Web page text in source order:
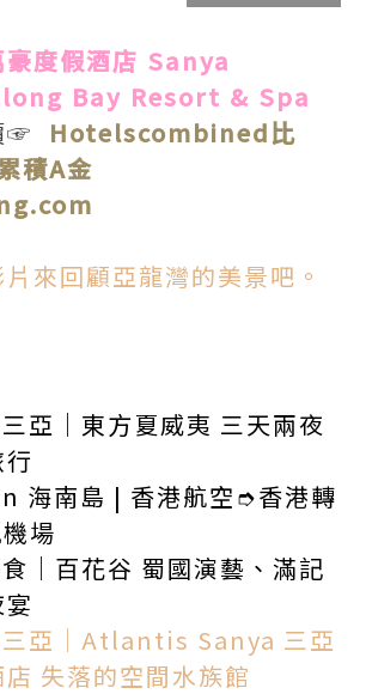
豪度假酒店 Sanya
Bay Resort & Spa
☞
Hotelscombined比
積A金
來回顧亞龍灣的美景吧。
亞｜東方夏威夷 三天兩夜
海南島 | 香港航空➮香港轉
場
｜百花谷 蜀國演藝、滿記
亞｜Atlantis Sanya 三亞
失落的空間水族館